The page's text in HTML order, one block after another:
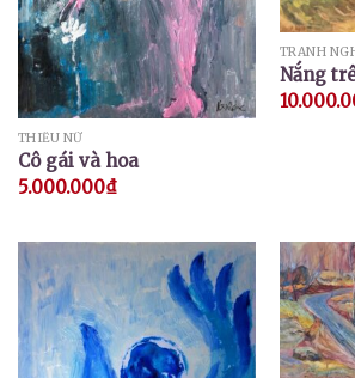
THIẾU NỮ
Cô gái và hoa
5.000.000₫
TRANH
Nắng